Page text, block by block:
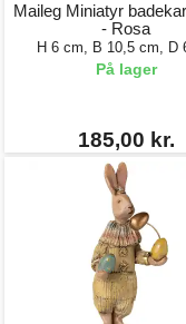
Maileg Miniatyr
- Rosa
H 6 cm, B 10,5 cm, D
På lager
185,00 kr.